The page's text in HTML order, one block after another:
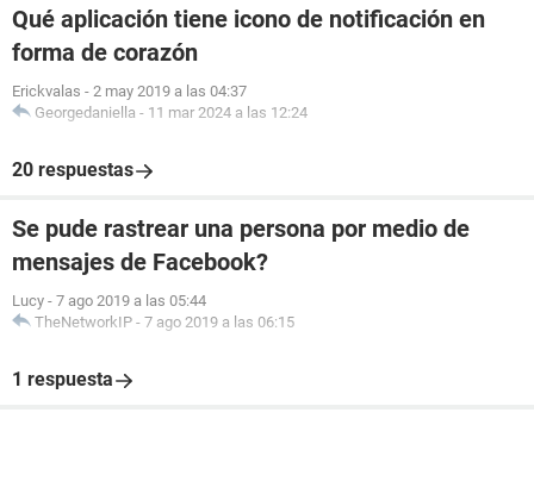
Qué aplicación tiene icono de notificación en
forma de corazón
Erickvalas - 2 may 2019 a las 04:37
Georgedaniella - 11 mar 2024 a las 12:24
20 respuestas
Se pude rastrear una persona por medio de
mensajes de Facebook?
Lucy - 7 ago 2019 a las 05:44
TheNetworkIP - 7 ago 2019 a las 06:15
1 respuesta